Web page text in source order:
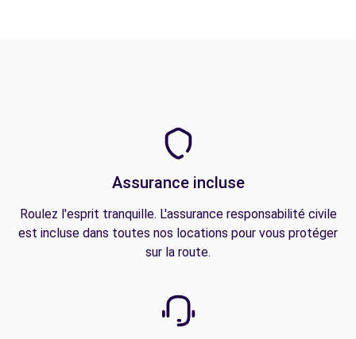
Assurance incluse
Roulez l'esprit tranquille. L'assurance responsabilité civile
est incluse dans toutes nos locations pour vous protéger
sur la route.